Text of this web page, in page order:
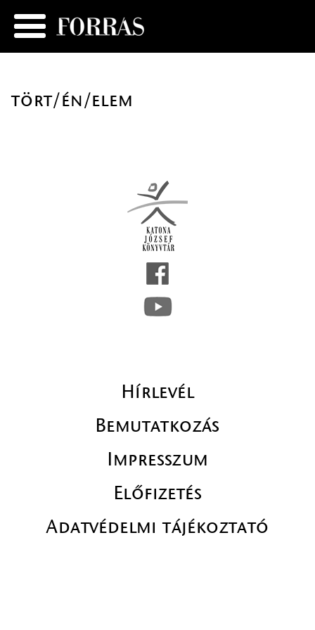
tört/én/elem
Hírlevél
Bemutatkozás
Impresszum
Előfizetés
Adatvédelmi tájékoztató